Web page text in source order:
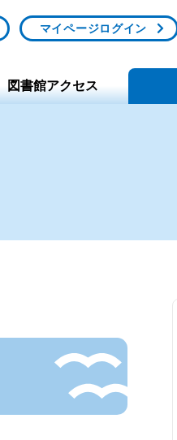
マイページログイン
図書館アクセス